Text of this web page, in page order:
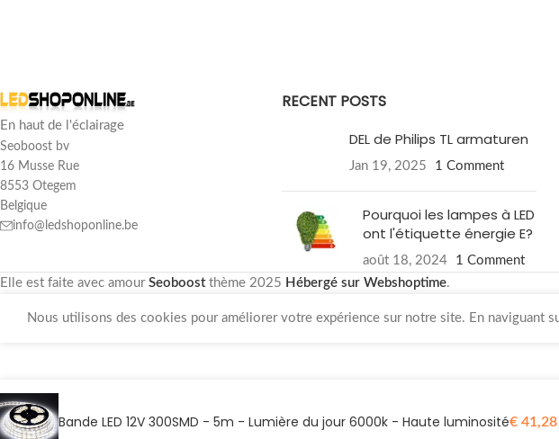
En haut de l'éclairage
Seoboost bv
16 Musse Rue
8553 Otegem
Belgique
info@ledshoponline.be
RECENT POSTS
DEL de Philips TL armaturen
Jan 19, 2025 1 Comment
Pourquoi les lampes à LED
ont l'étiquette énergie E?
août 18, 2024 1 Comment
Elle est faite avec amour Seoboostthème 2025 Hébergé sur Webshoptime.
Nous utilisons des cookies pour améliorer votre expérience sur notre site. En naviguant
Bande LED 12V 300SMD - 5m - Lumière du jour 6000k - Haute luminosité€ 41,28